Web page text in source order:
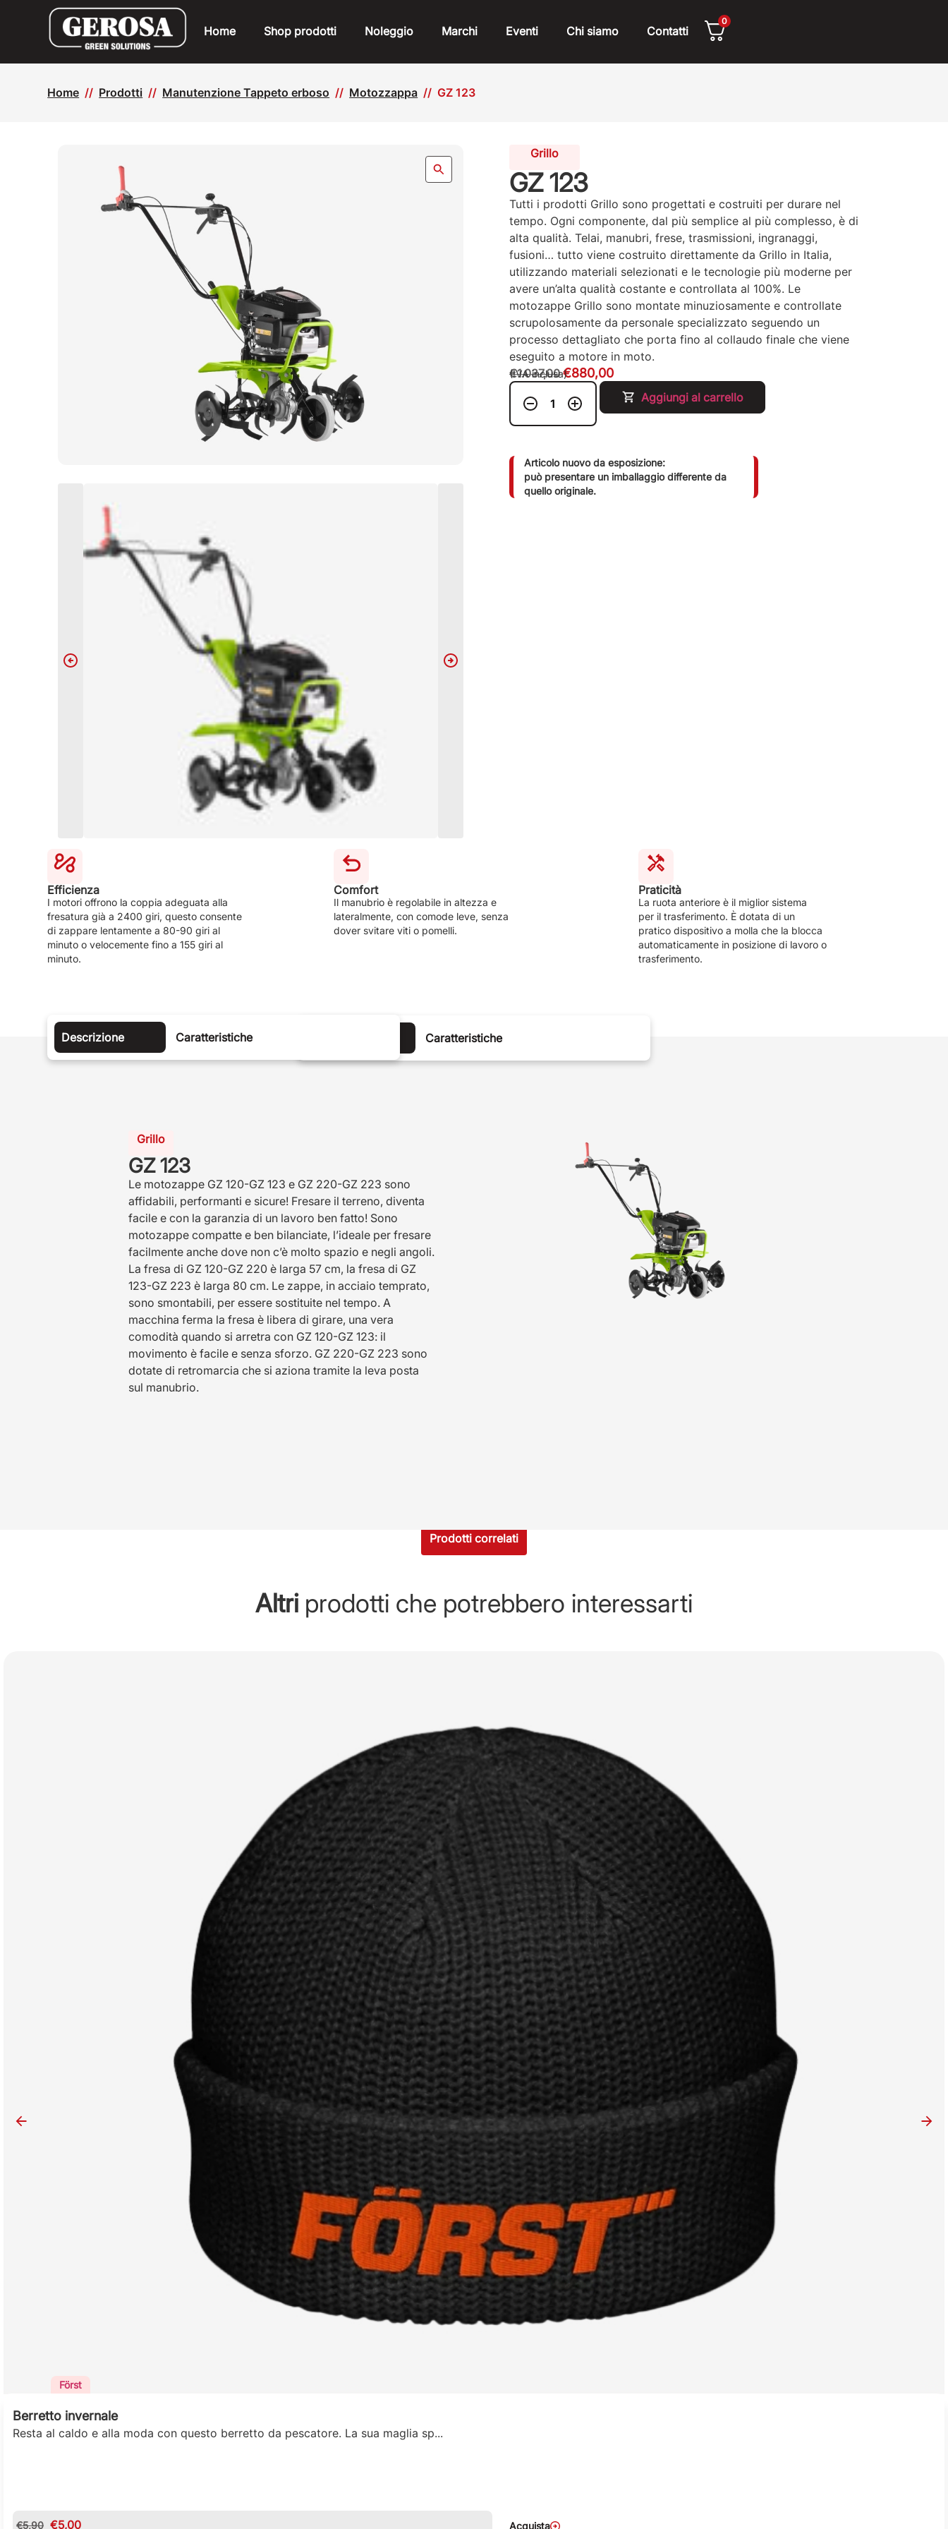
Home Shop prodotti Noleggio Marchi Eventi Chi siamo Contatti
0
Home Prodotti Manutenzione Tappeto erboso Motozzappa GZ 123
Grillo
GZ 123
Tutti i prodotti Grillo sono progettati e costruiti per durare nel
tempo. Ogni componente, dal più semplice al più complesso, è di
alta qualità. Telai, manubri, frese, trasmissioni, ingranaggi,
fusioni… tutto viene costruito direttamente da Grillo in Italia,
utilizzando materiali selezionati e le tecnologie più moderne per
avere un’alta qualità costante e controllata al 100%. Le
motozappe Grillo sono montate minuziosamente e controllate
scrupolosamente da personale specializzato seguendo un
processo dettagliato che porta fino al collaudo finale che viene
eseguito a motore in moto.
€1.037,00 €880,00
(IVA inclusa)
Aggiungi al carrello
Articolo nuovo da esposizione:
può presentare un imballaggio differente da
quello originale.
Efficienza
I motori offrono la coppia adeguata alla
fresatura già a 2400 giri, questo consente
di zappare lentamente a 80-90 giri al
minuto o velocemente fino a 155 giri al
minuto.
Comfort
Il manubrio è regolabile in altezza e
lateralmente, con comode leve, senza
dover svitare viti o pomelli.
Praticità
La ruota anteriore è il miglior sistema
per il trasferimento. È dotata di un
pratico dispositivo a molla che la blocca
automaticamente in posizione di lavoro o
trasferimento.
Caratteristiche
Descrizione Caratteristiche
Grillo
GZ 123
Le motozappe GZ 120-GZ 123 e GZ 220-GZ 223 sono
affidabili, performanti e sicure! Fresare il terreno, diventa
facile e con la garanzia di un lavoro ben fatto! Sono
motozappe compatte e ben bilanciate, l’ideale per fresare
facilmente anche dove non c’è molto spazio e negli angoli.
La fresa di GZ 120-GZ 220 è larga 57 cm, la fresa di GZ
123-GZ 223 è larga 80 cm. Le zappe, in acciaio temprato,
sono smontabili, per essere sostituite nel tempo. A
macchina ferma la fresa è libera di girare, una vera
comodità quando si arretra con GZ 120-GZ 123: il
movimento è facile e senza sforzo. GZ 220-GZ 223 sono
dotate di retromarcia che si aziona tramite la leva posta
sul manubrio.
Prodotti correlati
Altriprodotti che potrebbero interessarti
Först
Berretto invernale
Resta al caldo e alla moda con questo berretto da pescatore. La sua maglia sp...
€5,90 €5,00 Acquista